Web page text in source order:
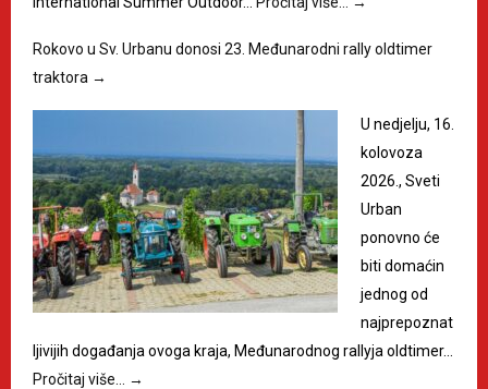
Rokovo u Sv. Urbanu donosi 23. Međunarodni rally oldtimer
traktora →
U nedjelju, 16.
kolovoza
2026., Sveti
Urban
ponovno će
biti domaćin
jednog od
najprepoznat
ljivijih događanja ovoga kraja, Međunarodnog rallyja oldtimer…
Pročitaj više…
→